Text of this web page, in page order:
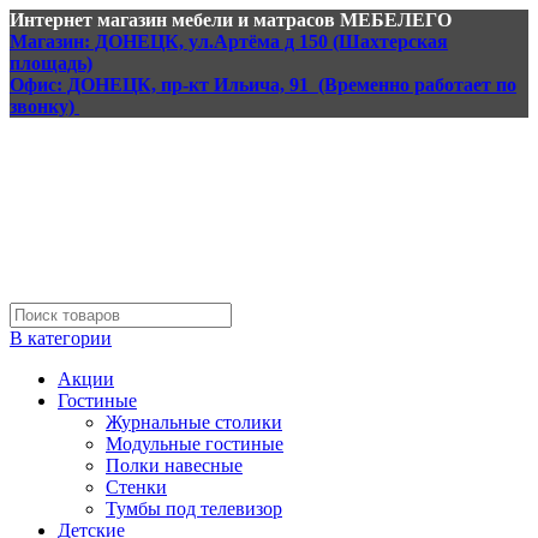
Интернет магазин мебели и матрасов МЕБЕЛЕГО
Магазин: ДОНЕЦК, ул.Артёма д 150 (Шахтерская
площадь)
Офис: ДОНЕЦК, пр-кт Ильича, 91 (Временно работает по
звонку)
В категории
Акции
Гостиные
Журнальные столики
Модульные гостиные
Полки навесные
Стенки
Тумбы под телевизор
Детские